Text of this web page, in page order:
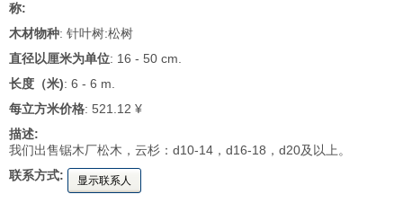
称:
木材物种: 针叶树:松树
直径以厘米为单位: 16 - 50 cm.
长度（米): 6 - 6 m.
每立方米价格: 521.12 ¥
描述:
我们出售锯木厂松木，云杉：d10-14，d16-18，d20及以上。
联系方式:
显示联系人